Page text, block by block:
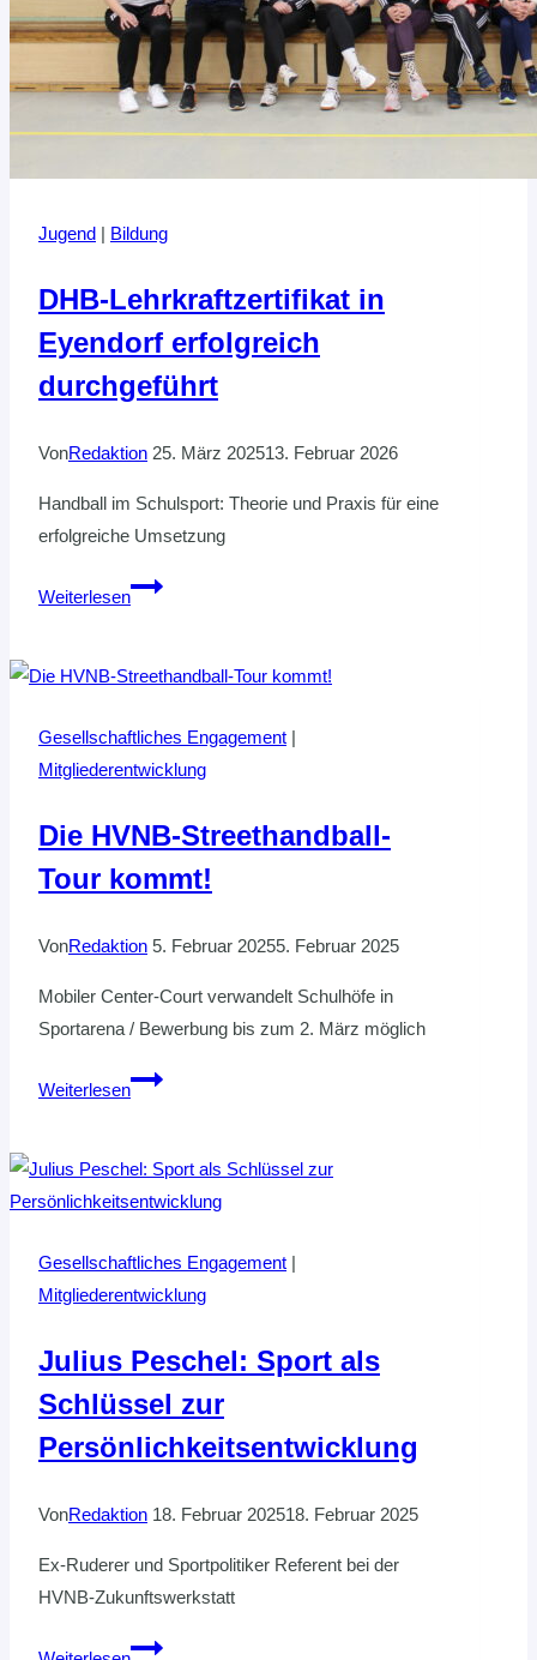
Jugend | Bildung
DHB-Lehrkraftzertifikat in
Eyendorf erfolgreich
durchgeführt
VonRedaktion 25. März 202513. Februar 2026
Handball im Schulsport: Theorie und Praxis für eine
erfolgreiche Umsetzung
Weiterlesen
DHB-
Eyendorf
durchgeführt
Gesellschaftliches Engagement |
Mitgliederentwicklung
Die HVNB-Streethandball-
Tour kommt!
VonRedaktion 5. Februar 20255. Februar 2025
Mobiler Center-Court verwandelt Schulhöfe in
Sportarena / Bewerbung bis zum 2. März möglich
Weiterlesen
Die
Tour
kommt!
Gesellschaftliches Engagement |
Mitgliederentwicklung
Julius Peschel: Sport als
Schlüssel zur
Persönlichkeitsentwicklung
VonRedaktion 18. Februar 202518. Februar 2025
Ex-Ruderer und Sportpolitiker Referent bei der
HVNB-Zukunftswerkstatt
Julius